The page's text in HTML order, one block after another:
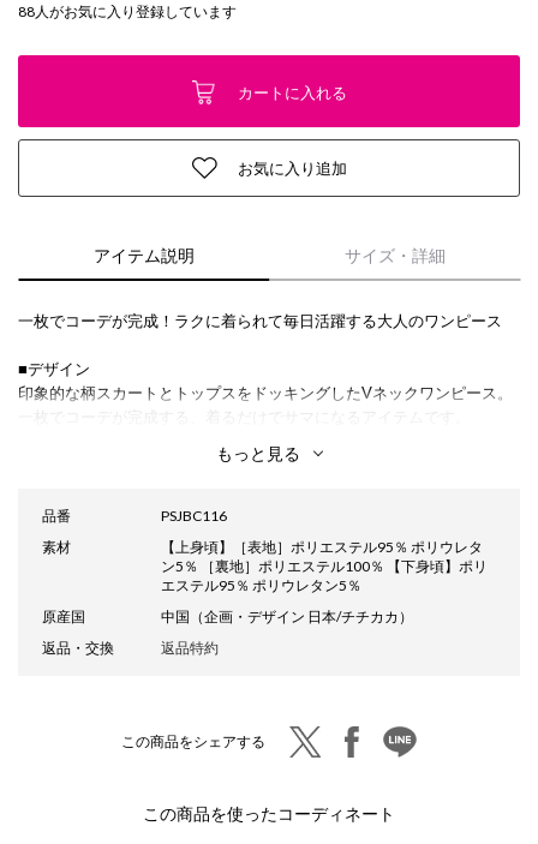
88 人がお気に入り登録しています
カートに入れる
お気に入り追加
アイテム説明 サイズ・詳細
一枚でコーデが完成！ラクに着られて毎日活躍する大人のワンピース
■デザイン
印象的な柄スカートとトップスをドッキングしたVネックワンピース。
デザインに仕上げました。
軽やかな素材を使用しているので、動くたびにスカートがふんわりなび
き、女性らしい印象をプラス。
ウエストはゴムと紐入りで、簡単に調整できるのも嬉しいポイントで
す。
■サイズ感
柄入りで透けにくいのもポイントです。
もっと見る
品番
PSJBC116
素材
【上身頃】［表地］ポリエステル95％ ポリウレタ
ン5％ ［裏地］ポリエステル100％ 【下身頃】ポリ
エステル95％ ポリウレタン5％
原産国
中国（企画・デザイン 日本/チチカカ）
返品・交換
返品特約
この商品をシェアする twitter facebook
この商品を使ったコーディネート